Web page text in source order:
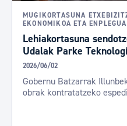
MUGIKORTASUNA
EKONOMIKOA ETA ENPLEGUA
Lehiakortasuna
Udalak Parke
2026/06/02
Gobernu Batzarrak
obrak kontratatzeko